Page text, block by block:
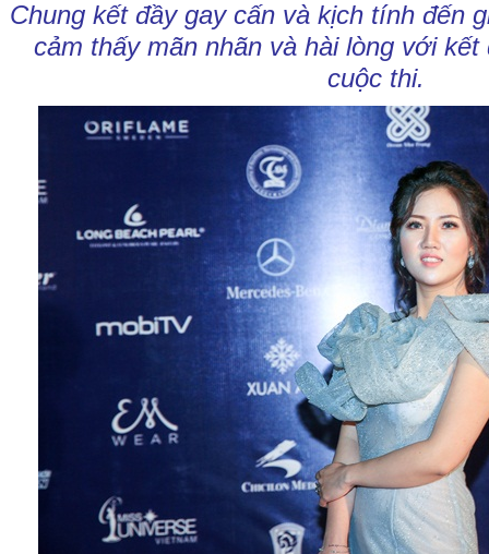
Chung kết đầy gay cấn và kịch tính đến
cảm thấy mãn nhãn và hài lòng với
cuộc thi.